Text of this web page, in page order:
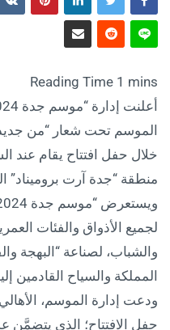
الموسم تحت شعار “من
خلال حفل افتتاح يقام عند
منطقة “جدة آرت بروميناد”
لجميع الأذواق والفئات
والشباب، لصناعة “البهجة
المملكة والسياح القادمين
ودعت إدارة الموسم،
حفل الافتتاح؛ الذي يتضمَّن